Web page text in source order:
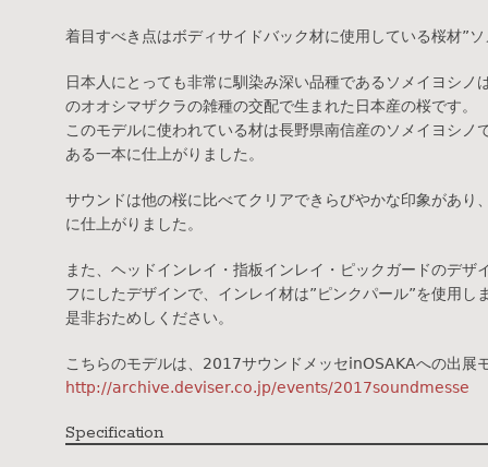
着目すべき点はボディサイドバック材に使用している桜材”
日本人にとっても非常に馴染み深い品種であるソメイヨシノ
のオオシマザクラの雑種の交配で生まれた日本産の桜です。
このモデルに使われている材は長野県南信産のソメイヨシノ
ある一本に仕上がりました。
サウンドは他の桜に比べてクリアできらびやかな印象があり
に仕上がりました。
また、ヘッドインレイ・指板インレイ・ピックガードのデザ
フにしたデザインで、インレイ材は”ピンクパール”を使用し
是非おためしください。
こちらのモデルは、2017サウンドメッセinOSAKAへの出展
http://archive.deviser.co.jp/events/2017soundmesse
Specification